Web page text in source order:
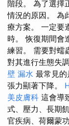
階段。 為了選擇
情況的原因。 為
療方案。 一定要
時。 恢復期間會
練習。 需要對蠕
對其進行生態失
壁 漏水 最常見
張力顯著下降。
美皮膚科 這會導
式、壓力、長期
官疾病、荷爾蒙